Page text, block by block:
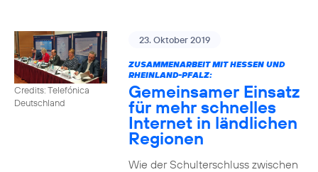
Credits: Telefónica
Deutschland
23. Oktober 2019
ZUSAMMENARBEIT MIT HESSEN UND
RHEINLAND-PFALZ:
Gemeinsamer Einsatz
für mehr schnelles
Internet in ländlichen
Regionen
Wie der Schulterschluss zwischen